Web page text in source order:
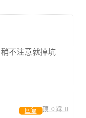
不注意就掉坑
顶: 0 踩: 0
回复